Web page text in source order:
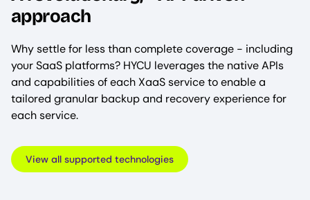
approach
Why settle for less than complete coverage - including
your SaaS platforms? HYCU leverages the native APIs
and capabilities of each XaaS service to enable a
tailored granular backup and recovery experience for
each service.
View all supported technologies